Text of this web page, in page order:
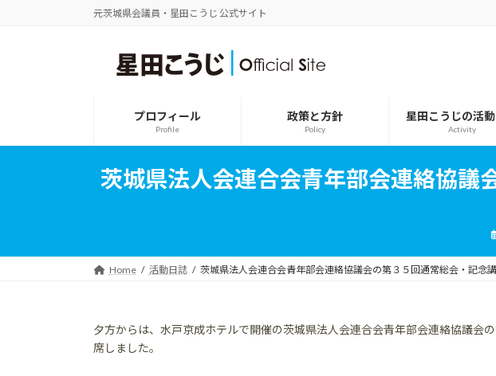
元茨城県会議員・星田こうじ 公式サイト
プロフィール
Profile
政策と方針
Policy
星田こうじの活
Activity
茨城県法人会連合会青年部会連絡協議
Home 活動日誌 茨城県法人会連合会青年部会連絡協議会の第３５回通常総会・記念
夕方からは、水戸京成ホテルで開催の茨城県法人会連合会青年部会連絡協議会
席しました。